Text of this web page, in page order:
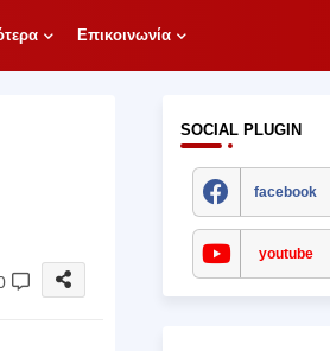
Επικοινωνία
SOCIAL PLUGIN
facebook
youtube